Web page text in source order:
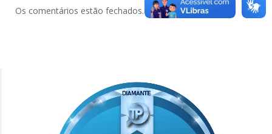
Os comentários estão fechados.